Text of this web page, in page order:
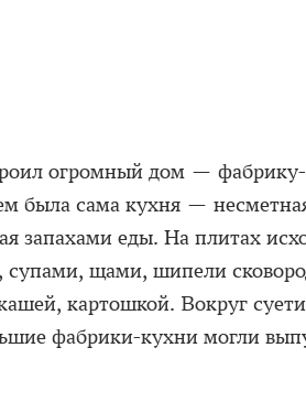
огромный дом —
была сама кухня —
запахами еды. На плитах
щами, шипели
картошкой. Вокруг
фабрики-кухни могли